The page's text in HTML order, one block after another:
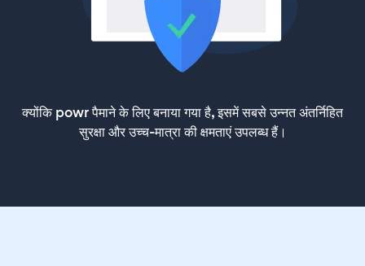
क्योंकि powr पैमाने के लिए बनाया गया है, इसमें सबसे उन्नत अंतर्निहित
सुरक्षा और उच्च-मात्रा की क्षमताएं उपलब्ध हैं।